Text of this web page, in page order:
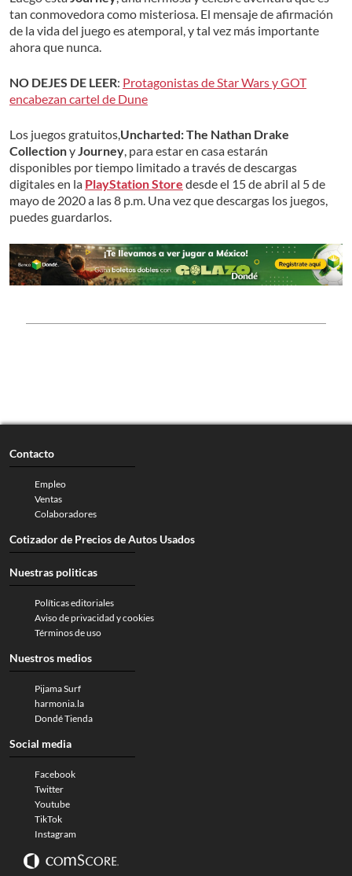
tan conmovedora como misteriosa. El mensaje de afirmación
de la vida del juego es atemporal, y tal vez más importante
ahora que nunca.
NO DEJES DE LEER: Protagonistas de Star Wars y GOT
encabezan cartel de Dune
Los juegos gratuitos,Uncharted: The Nathan Drake
CollectionyJourney, para estar en casa estarán
disponibles por tiempo limitado a través de descargas
digitales en la PlayStation Store desde el 15 de abril al 5 de
mayo de 2020 a las 8 p.m. Una vez que descargas los juegos,
puedes guardarlos.
Contacto
Empleo
Ventas
Colaboradores
Cotizador de Precios de Autos Usados
Nuestras politicas
Políticas editoriales
Aviso de privacidad y cookies
Términos de uso
Nuestros medios
Pijama Surf
harmonia.la
Dondé Tienda
Social media
Facebook
Twitter
Youtube
TikTok
Instagram